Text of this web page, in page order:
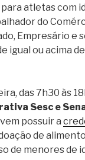
atletas com
do
Empresário e
igual ou acima
das 7h30 às
Sesc e
possuir a
de
de menores de